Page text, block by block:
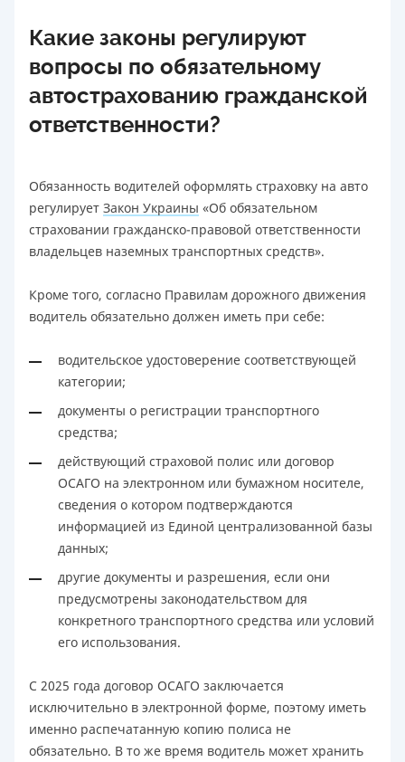
Какие законы регулируют
вопросы по обязательному
автострахованию гражданской
ответственности?
Обязанность водителей оформлять страховку на авто
регулирует Закон Украины «Об обязательном
страховании гражданско-правовой ответственности
владельцев наземных транспортных средств».
Кроме того, согласно Правилам дорожного движения
водитель обязательно должен иметь при себе:
водительское удостоверение соответствующей
категории;
документы о регистрации транспортного
средства;
действующий страховой полис или договор
ОСАГО на электронном или бумажном носителе,
сведения о котором подтверждаются
информацией из Единой централизованной базы
данных;
другие документы и разрешения, если они
предусмотрены законодательством для
конкретного транспортного средства или условий
его использования.
С 2025 года договор ОСАГО заключается
исключительно в электронной форме, поэтому иметь
именно распечатанную копию полиса не
обязательно. В то же время водитель может хранить